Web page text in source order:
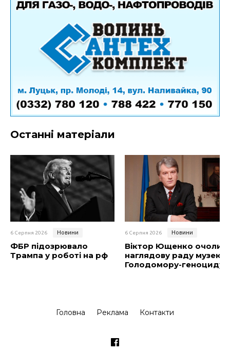
Останні матеріали
6 Серпня 2026 Новини
ФБР підозрювало
Трампа у роботі на рф
6 Серпня 2026 Новини
Віктор Ющенко очолив
наглядову раду музею
Голодомору-геноциду
Головна Реклама Контакти